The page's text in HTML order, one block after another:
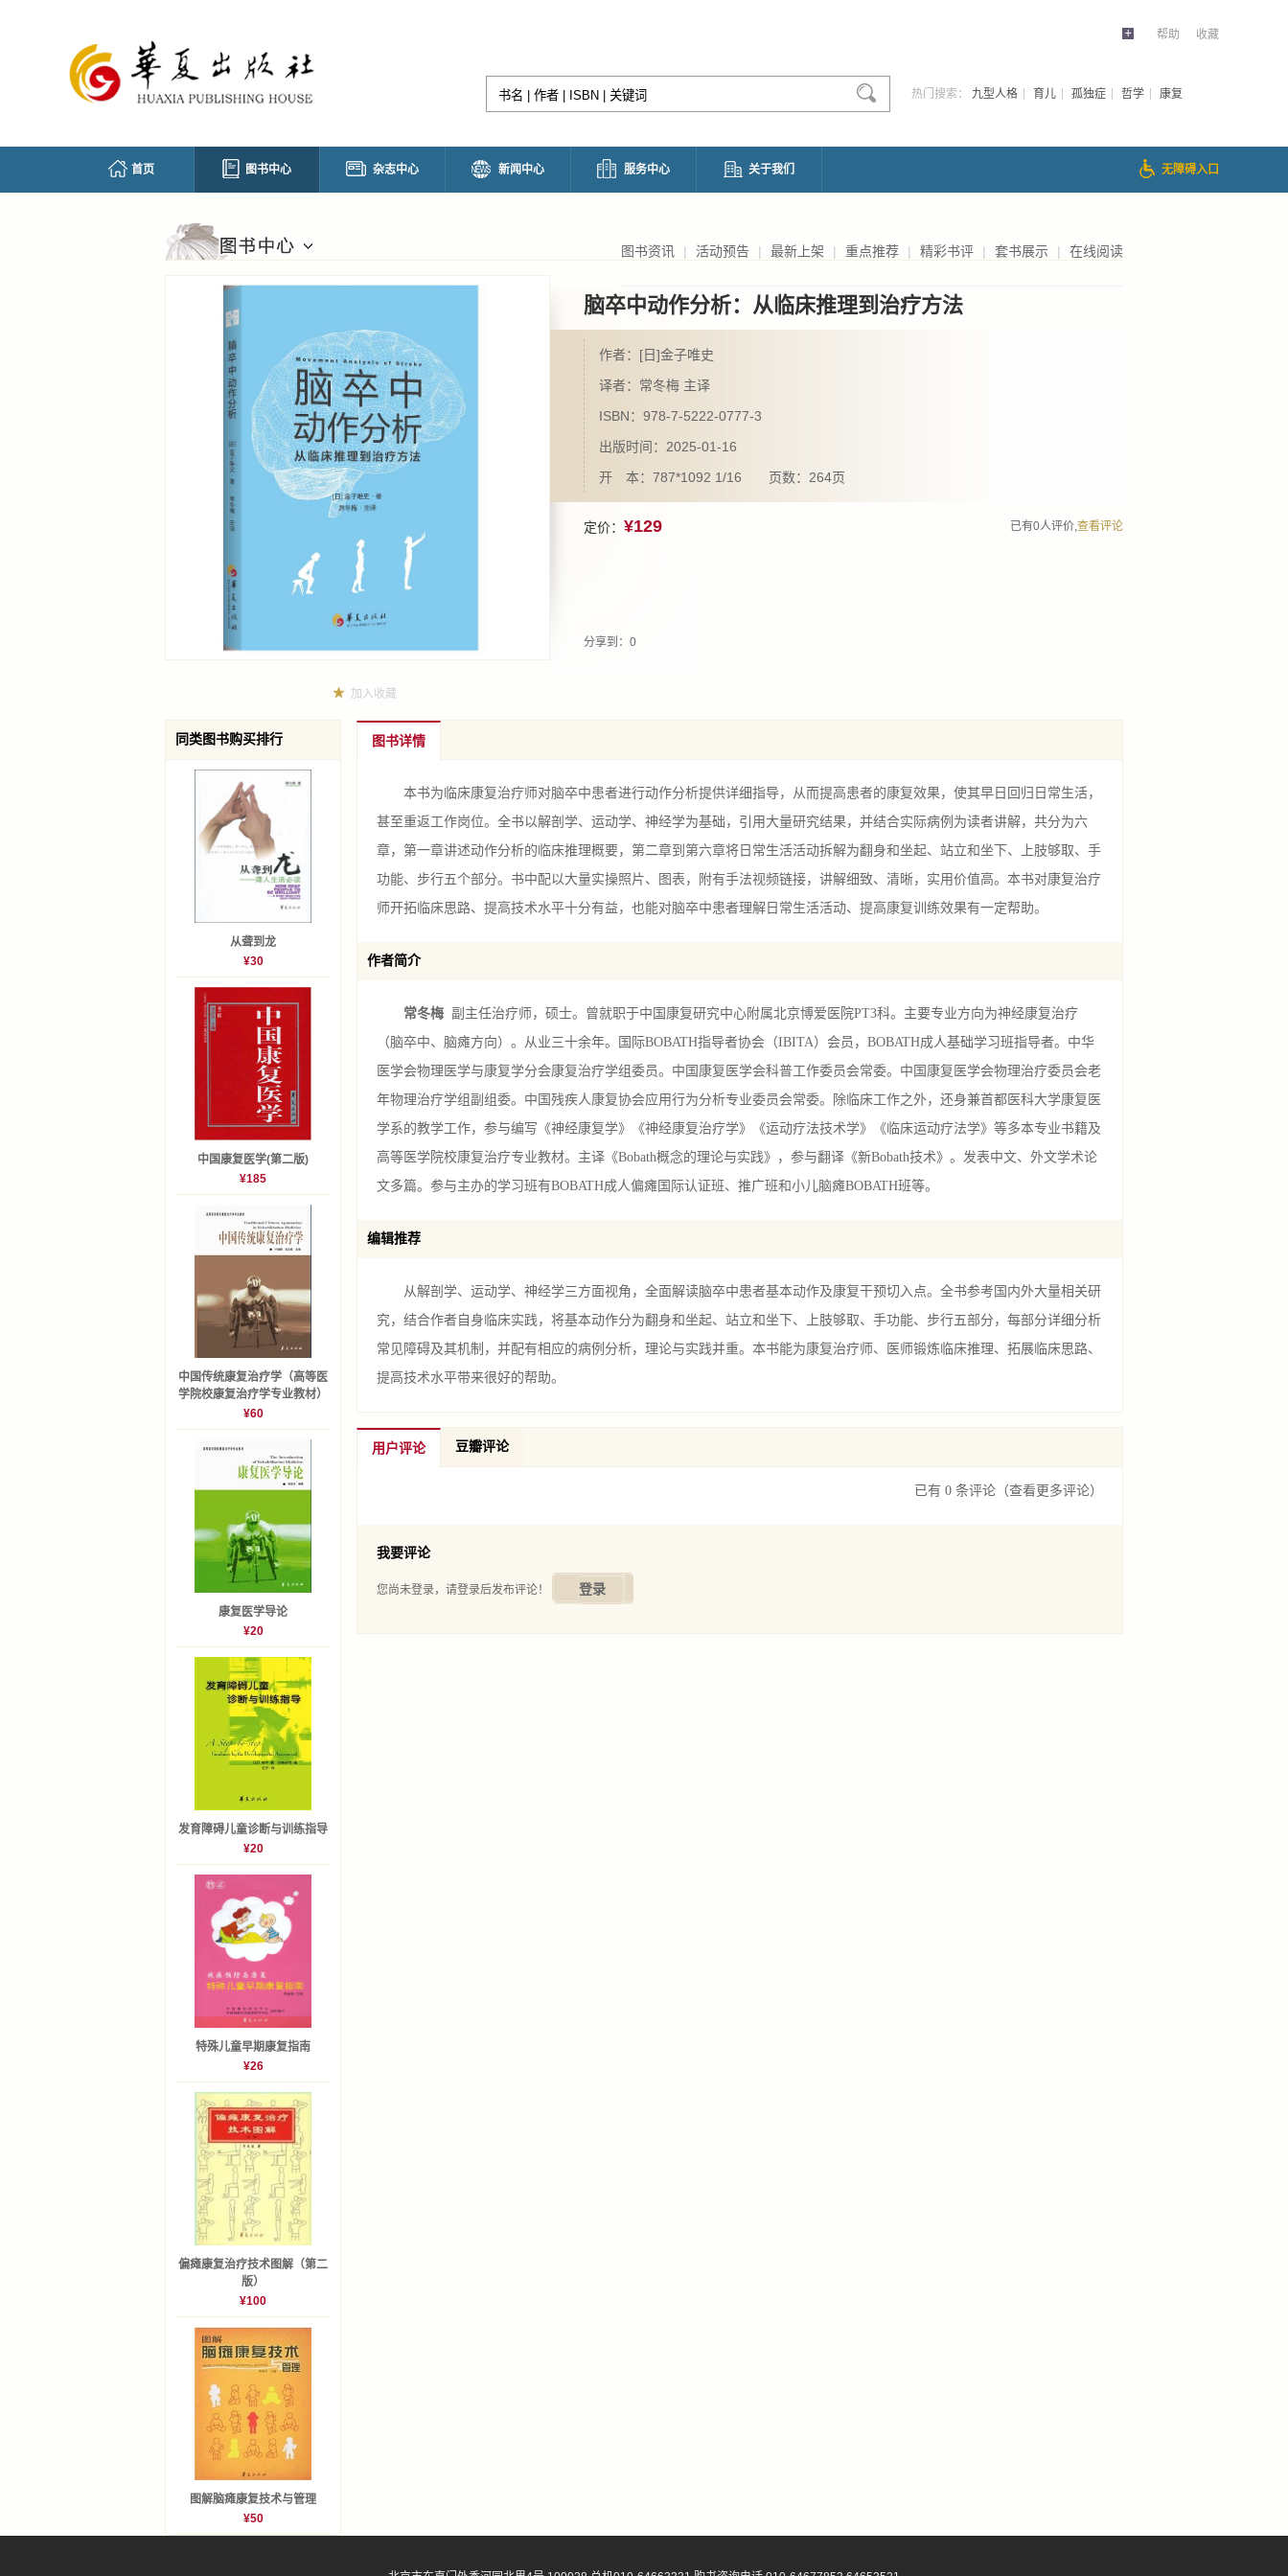
帮助 收藏
热门搜索： 九型人格 育儿 孤独症 哲学 康复
首页 图书中心 杂志中心 新闻中心 服务中心 关于我们 无障碍入口
图书资讯 | 活动预告 | 最新上架 | 重点推荐 | 精彩书评 | 套书展示 | 在线阅读
加入收藏
脑卒中动作分析：从临床推理到治疗方法
作者：[日]金子唯史
译者：常冬梅 主译
ISBN：978-7-5222-0777-3
出版时间：2025-01-16
开 本：787*1092 1/16 页数：264页
定价： ¥129 已有0人评价,查看评论
分享到： 0
同类图书购买排行
从聋到龙
¥30
中国康复医学(第二版)
¥185
中国传统康复治疗学（高等医
学院校康复治疗学专业教材）
¥60
康复医学导论
¥20
发育障碍儿童诊断与训练指导
¥20
特殊儿童早期康复指南
¥26
偏瘫康复治疗技术图解（第二
版）
¥100
图解脑瘫康复技术与管理
¥50
图书详情
本书为临床康复治疗师对脑卒中患者进行动作分析提供详细指导，从而提高患者的康复效果，使其早日回归日常生活，
甚至重返工作岗位。全书以解剖学、运动学、神经学为基础，引用大量研究结果，并结合实际病例为读者讲解，共分为六
章，第一章讲述动作分析的临床推理概要，第二章到第六章将日常生活活动拆解为翻身和坐起、站立和坐下、上肢够取、手
功能、步行五个部分。书中配以大量实操照片、图表，附有手法视频链接，讲解细致、清晰，实用价值高。本书对康复治疗
师开拓临床思路、提高技术水平十分有益，也能对脑卒中患者理解日常生活活动、提高康复训练效果有一定帮助。
作者简介
常冬梅 副主任治疗师，硕士。曾就职于中国康复研究中心附属北京博爱医院PT3科。主要专业方向为神经康复治疗
（脑卒中、脑瘫方向）。从业三十余年。国际BOBATH指导者协会（IBITA）会员，BOBATH成人基础学习班指导者。中华
医学会物理医学与康复学分会康复治疗学组委员。中国康复医学会科普工作委员会常委。中国康复医学会物理治疗委员会老
年物理治疗学组副组委。中国残疾人康复协会应用行为分析专业委员会常委。除临床工作之外，还身兼首都医科大学康复医
学系的教学工作，参与编写《神经康复学》《神经康复治疗学》《运动疗法技术学》《临床运动疗法学》等多本专业书籍及
高等医学院校康复治疗专业教材。主译《Bobath概念的理论与实践》，参与翻译《新Bobath技术》。发表中文、外文学术论
文多篇。参与主办的学习班有BOBATH成人偏瘫国际认证班、推广班和小儿脑瘫BOBATH班等。
编辑推荐
从解剖学、运动学、神经学三方面视角，全面解读脑卒中患者基本动作及康复干预切入点。全书参考国内外大量相关研
究，结合作者自身临床实践，将基本动作分为翻身和坐起、站立和坐下、上肢够取、手功能、步行五部分，每部分详细分析
常见障碍及其机制，并配有相应的病例分析，理论与实践并重。本书能为康复治疗师、医师锻炼临床推理、拓展临床思路、
提高技术水平带来很好的帮助。
用户评论 豆瓣评论
已有 0 条评论 （查看更多评论）
我要评论
您尚未登录，请登录后发布评论！ 登录